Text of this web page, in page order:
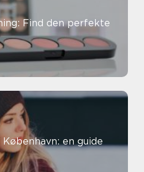
Find den perfekte
en guide